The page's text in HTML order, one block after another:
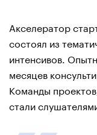
Акселератор
состоял из
интенсивов.
месяцев
Команды
стали